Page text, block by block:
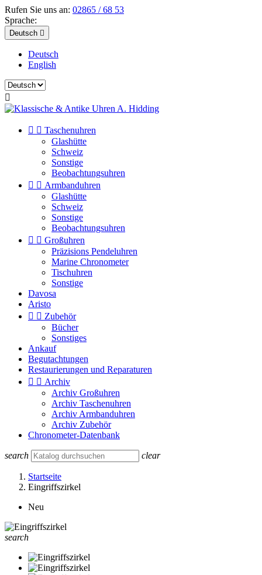
Rufen Sie uns an: 02865 / 68 53
Sprache:
Deutsch 
Deutsch
English

  Taschenuhren
Glashütte
Schweiz
Sonstige
Beobachtungsuhren
  Armbanduhren
Glashütte
Schweiz
Sonstige
Beobachtungsuhren
  Großuhren
Präzisions Pendeluhren
Marine Chronometer
Tischuhren
Sonstige
Davosa
Aristo
  Zubehör
Bücher
Sonstiges
Ankauf
Begutachtungen
Restaurierungen und Reparaturen
  Archiv
Archiv Großuhren
Archiv Taschenuhren
Archiv Armbanduhren
Archiv Zubehör
Chronometer-Datenbank
search clear
Startseite
Eingriffszirkel
Neu
search